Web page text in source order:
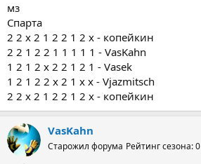
мз
Спарта
2 2 х 2 1 2 2 1 2 х - копейкин
2 2 1 2 2 1 1 1 1 1 - VasKahn
1 2 1 2 x 2 2 1 2 1 - Vasek
1 2 1 2 2 х 2 1 х х - Vjazmitsch
2 2 х 2 1 2 2 1 2 х - копейкин
VasKahn
Старожил форума Рейтинг сезона: 0